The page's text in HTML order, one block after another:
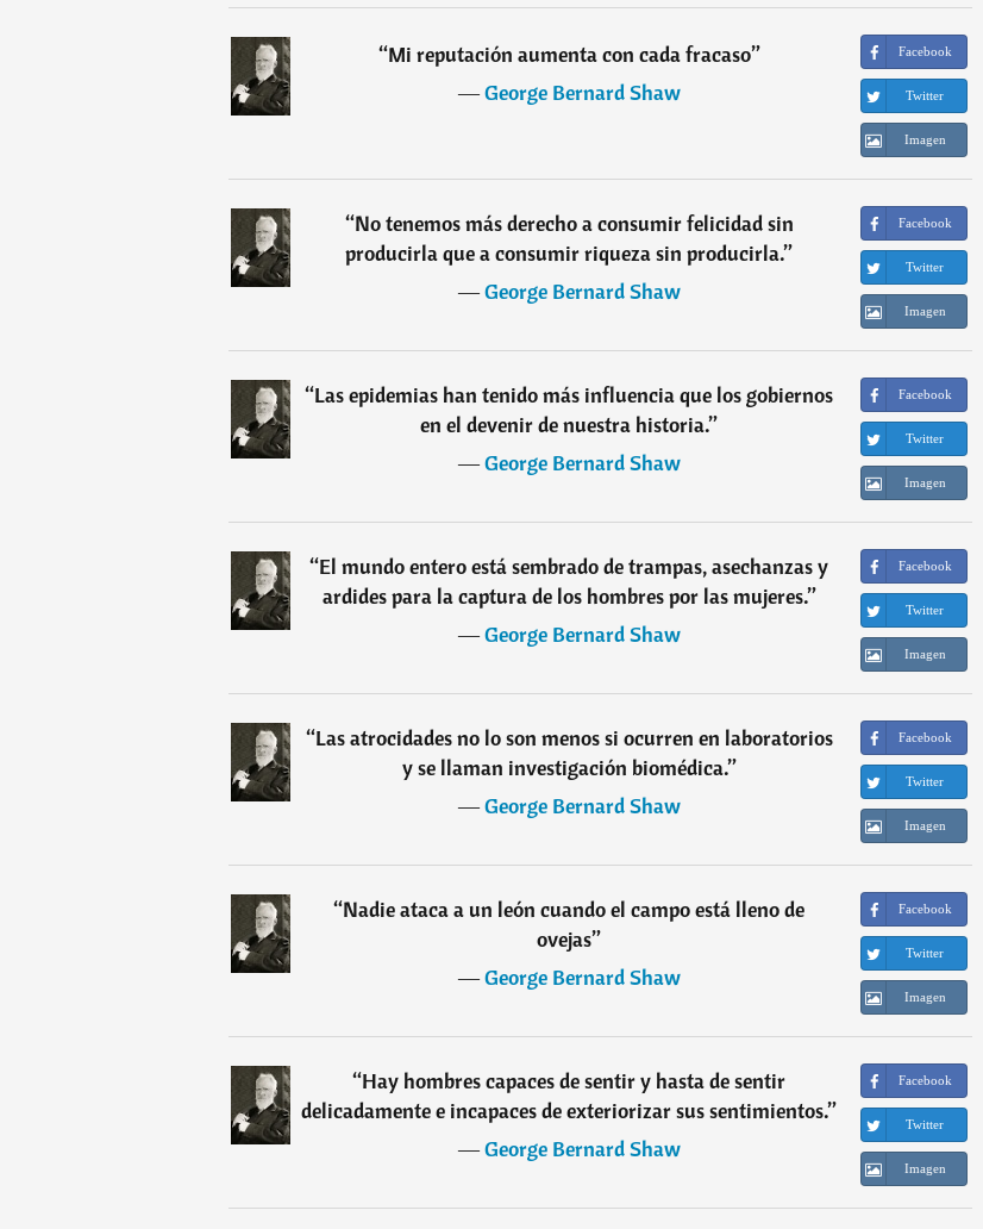
“Mi reputación aumenta con cada fracaso”
―George Bernard Shaw
Facebook
Twitter
Imagen
“No tenemos más derecho a consumir felicidad sin
producirla que a consumir riqueza sin producirla.”
―George Bernard Shaw
Facebook
Twitter
Imagen
“Las epidemias han tenido más influencia que los gobiernos
en el devenir de nuestra historia.”
―George Bernard Shaw
Facebook
Twitter
Imagen
“El mundo entero está sembrado de trampas, asechanzas y
ardides para la captura de los hombres por las mujeres.”
―George Bernard Shaw
Facebook
Twitter
Imagen
“Las atrocidades no lo son menos si ocurren en laboratorios
y se llaman investigación biomédica.”
―George Bernard Shaw
Facebook
Twitter
Imagen
“Nadie ataca a un león cuando el campo está lleno de
ovejas”
―George Bernard Shaw
Facebook
Twitter
Imagen
“Hay hombres capaces de sentir y hasta de sentir
delicadamente e incapaces de exteriorizar sus sentimientos.”
―George Bernard Shaw
Facebook
Twitter
Imagen